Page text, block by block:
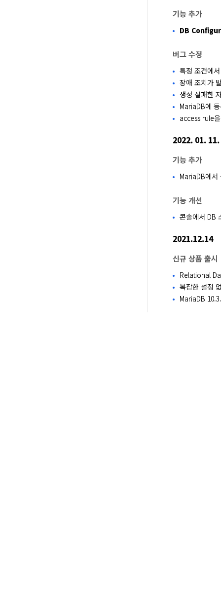
기능 추가
DB
버그 수정
특정 조건에
장애 조치가
생성 실패한
MariaDB에
access rule
2022. 01. 11.
기능 추가
MariaDB에서
기능 개선
콘솔에서 DB
2021.12.14
신규 상품 출시
Relational
복잡한 설정
MariaDB